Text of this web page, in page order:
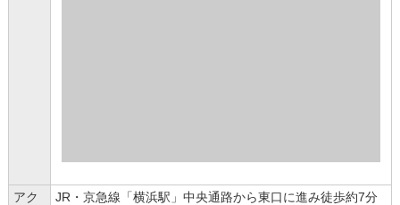
アク
JR・京急線「横浜駅」中央通路から東口に進み徒歩約7分